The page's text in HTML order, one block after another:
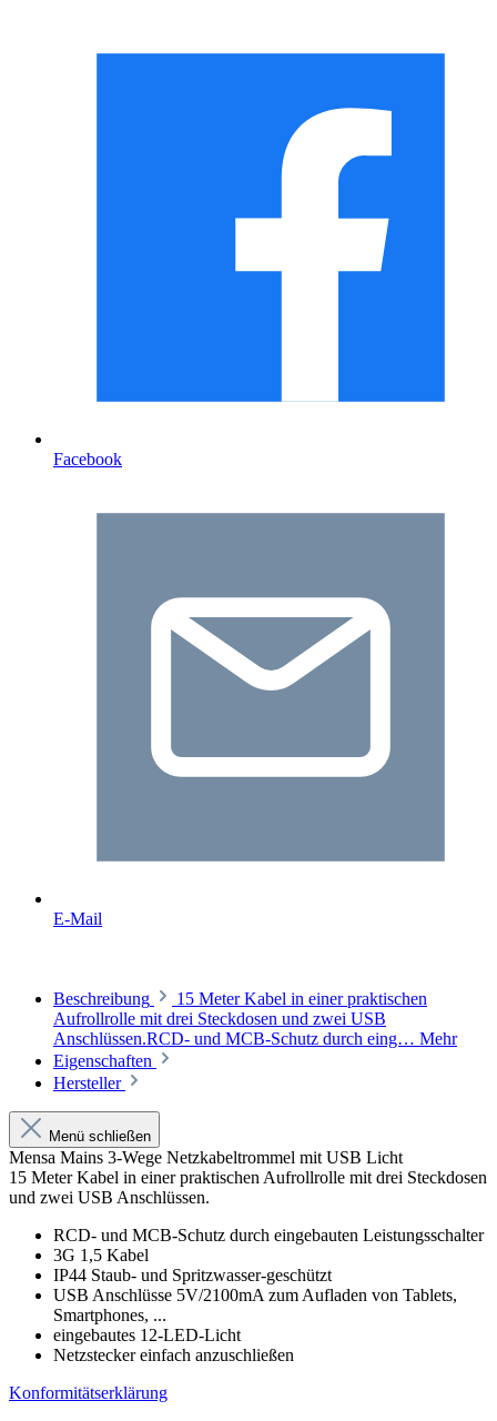
Facebook
E-Mail
Beschreibung
15 Meter Kabel in einer praktischen
Aufrollrolle mit drei Steckdosen und zwei USB
Anschlüssen.RCD- und MCB-Schutz durch eing… Mehr
Eigenschaften
Hersteller
Menü schließen
Mensa Mains 3-Wege Netzkabeltrommel mit USB Licht
15 Meter Kabel in einer praktischen Aufrollrolle mit drei Steckdosen
und zwei USB Anschlüssen.
RCD- und MCB-Schutz durch eingebauten Leistungsschalter
3G 1,5 Kabel
IP44 Staub- und Spritzwasser-geschützt
USB Anschlüsse 5V/2100mA zum Aufladen von Tablets,
Smartphones, ...
eingebautes 12-LED-Licht
Netzstecker einfach anzuschließen
Konformitätserklärung